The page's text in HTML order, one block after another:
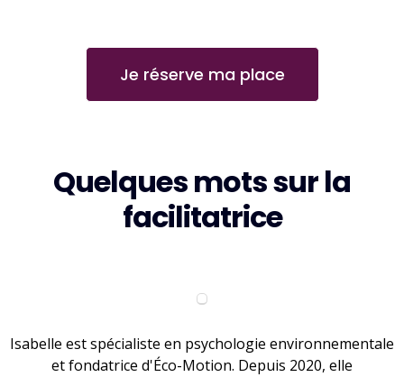
Je réserve ma place
Quelques mots sur la
facilitatrice
Isabelle est spécialiste en psychologie environnementale
et fondatrice d'Éco-Motion. Depuis 2020, elle